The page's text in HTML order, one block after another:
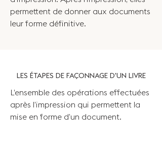
permettent de donner aux documents
leur forme définitive.
LES ÉTAPES DE FAÇONNAGE D'UN LIVRE
L’ensemble des opérations effectuées
après l’impression qui permettent la
mise en forme d’un document.